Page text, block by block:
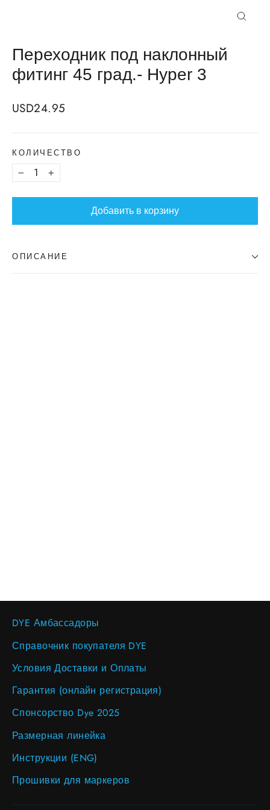
Переходник под наклонный
фитинг 45 град.- Hyper 3
Regular
USD24.95
КОЛИЧЕСТВО
− +
Добавить в корзину
ОПИСАНИЕ
DYE Амбассадоры
Справочник покупателя DYE
Условия Доставки и Оплаты
Гарантия (онлайн регистрация)
Спонсорство Dye 2025
Размерная линейка
Инструкции (ENG)
Прошивки для маркеров